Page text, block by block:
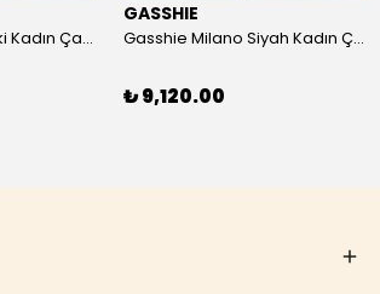
Gasshie Jamal Haki Kadın Çanta 8644
GASSHIE
Gasshie Milano Siyah Kadın Çanta 8654
₺ 9,120.00